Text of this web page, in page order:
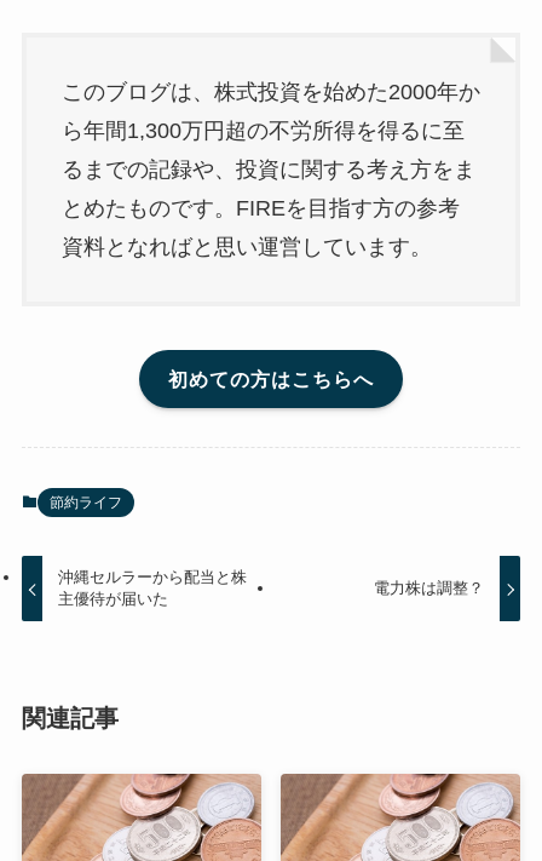
このブログは、株式投資を始めた2000年か
ら年間1,300万円超の不労所得を得るに至
るまでの記録や、投資に関する考え方をま
とめたものです。FIREを目指す方の参考
資料となればと思い運営しています。
初めての方はこちらへ
節約ライフ
沖縄セルラーから配当と株
主優待が届いた
電力株は調整？
関連記事